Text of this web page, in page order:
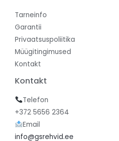
Tarneinfo
Garantii
Privaatsuspoliitika
Müügitingimused
Kontakt
Kontakt
Telefon
+372 5656 2364
Email
info@gsrehvid.ee